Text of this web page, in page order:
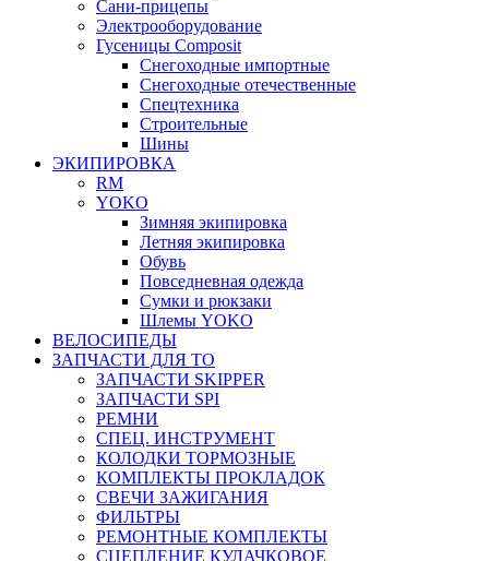
Сани-прицепы
Электрооборудование
Гусеницы Composit
Снегоходные импортные
Снегоходные отечественные
Спецтехника
Строительные
Шины
ЭКИПИРОВКА
RM
YOKO
Зимняя экипировка
Летняя экипировка
Обувь
Повседневная одежда
Сумки и рюкзаки
Шлемы YOKO
ВЕЛОСИПЕДЫ
ЗАПЧАСТИ ДЛЯ ТО
ЗАПЧАСТИ SKIPPER
ЗАПЧАСТИ SPI
РЕМНИ
СПЕЦ. ИНСТРУМЕНТ
КОЛОДКИ ТОРМОЗНЫЕ
КОМПЛЕКТЫ ПРОКЛАДОК
СВЕЧИ ЗАЖИГАНИЯ
ФИЛЬТРЫ
РЕМОНТНЫЕ КОМПЛЕКТЫ
СЦЕПЛЕНИЕ КУЛАЧКОВОЕ